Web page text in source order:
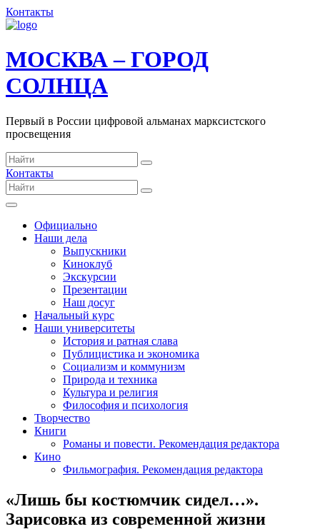
Контакты
МОСКВА – ГОРОД
СОЛНЦА
Первый в России цифровой альманах марксистского
просвещения
Контакты
Официально
Наши дела
Выпускники
Киноклуб
Экскурсии
Презентации
Наш досуг
Начальный курс
Наши университеты
История и ратная слава
Публицистика и экономика
Социализм и коммунизм
Природа и техника
Культура и религия
Философия и психология
Творчество
Книги
Романы и повести. Рекомендация редактора
Кино
Фильмография. Рекомендация редактора
«Лишь бы костюмчик сидел…».
Зарисовка из современной жизни